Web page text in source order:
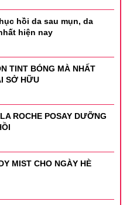
hồi da sau mụn, da
hiện nay
TINT BÓNG MÀ NHẤT
SỞ HỮU
ROCHE POSAY DƯỠNG
MIST CHO NGÀY HÈ